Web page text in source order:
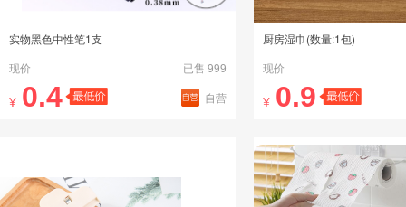
实物黑色中性笔1支
现价
已售 999
¥ 0.4 自营
厨房湿巾(数量:1包)
现价
¥ 0.9